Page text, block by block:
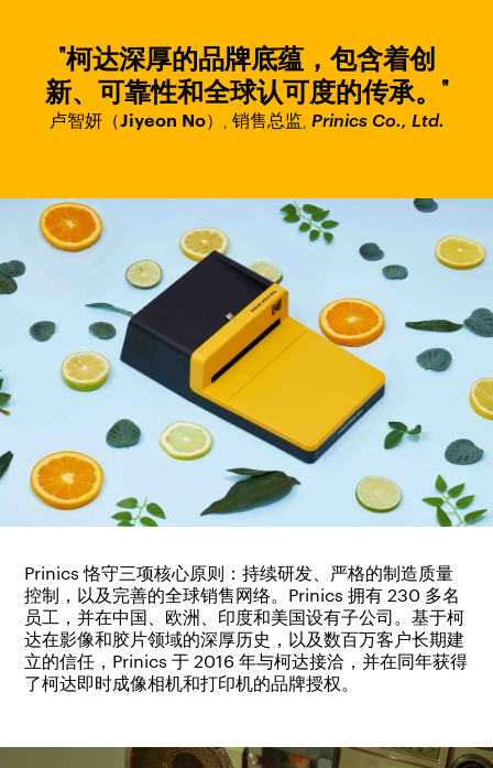
"柯达深厚的品牌底蕴，包含着创
新、可靠性和全球认可度的传承。"
卢智妍（Jiyeon No） 销售总监, Prinics Co., Ltd.
Prinics 恪守三项核心原则：持续研发、严格的制造质量
控制，以及完善的全球销售网络。Prinics 拥有 230 多名
员工，并在中国、欧洲、印度和美国设有子公司。基于柯
达在影像和胶片领域的深厚历史，以及数百万客户长期建
立的信任，Prinics 于 2016 年与柯达接洽，并在同年获得
了柯达即时成像相机和打印机的品牌授权。